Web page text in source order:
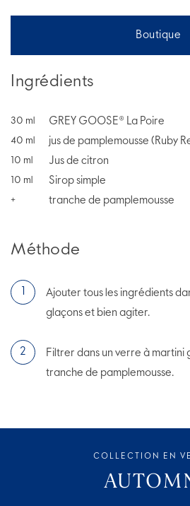
Boutique
Ingrédients
30 ml GREY GOOSE® La Poire
40 ml jus de pamplemousse (Ruby
10 ml Jus de citron
10 ml Sirop simple
+ tranche de pamplemousse
Méthode
Ajouter tous les ingrédients
glaçons et bien agiter.
Filtrer dans un verre à martini
tranche de pamplemousse.
COLLECTION EN